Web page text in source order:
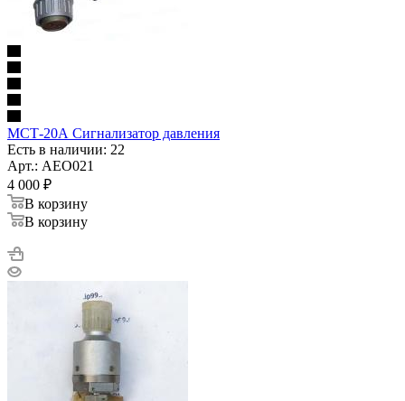
МСТ-20А Сигнализатор давления
Есть в наличии: 22
Арт.: AEO021
4 000 ₽
В корзину
В корзину